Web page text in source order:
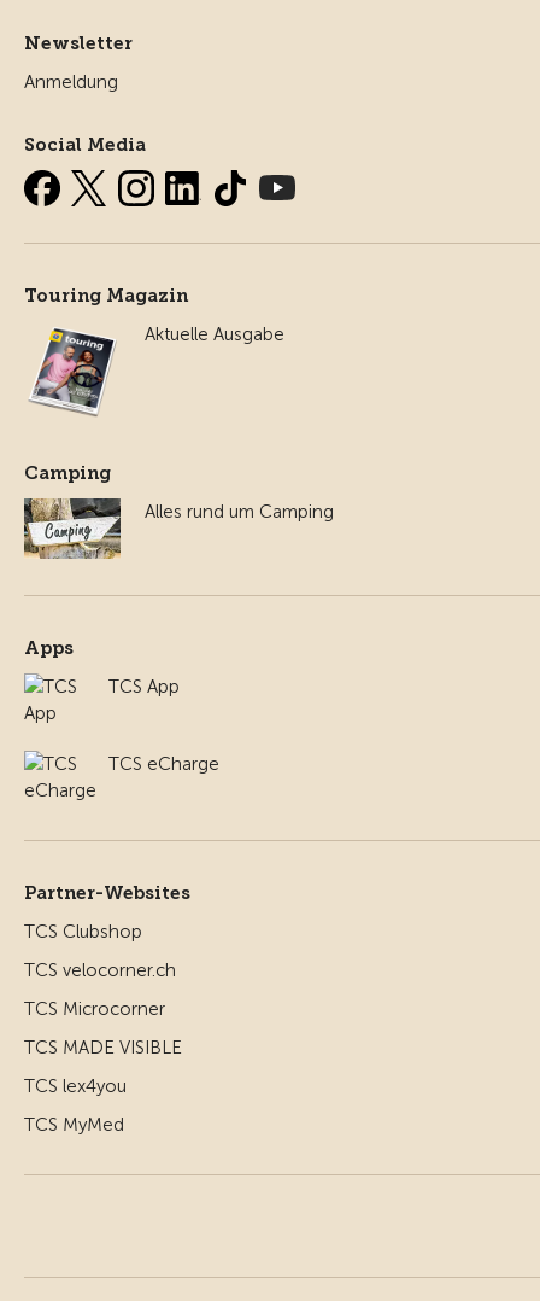
Newsletter
Anmeldung
Social Media
Touring Magazin
Aktuelle Ausgabe
Camping
Alles rund um Camping
Apps
TCS App
TCS eCharge
Partner-Websites
TCS Clubshop
TCS velocorner.ch
TCS Microcorner
TCS MADE VISIBLE
TCS lex4you
TCS MyMed